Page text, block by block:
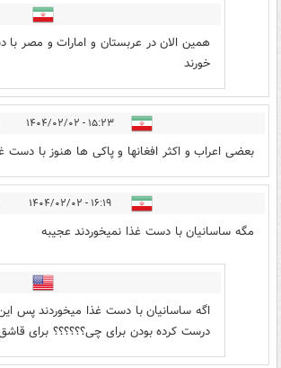
همین الان در عربستان و امارات و مصر
خورند
۱۵:۲۳ - ۱۴۰۴/۰۲/۰۲
بعضی اعراب و اکثر افغانها و پاکی ها هنوز با دست
۱۶:۱۹ - ۱۴۰۴/۰۲/۰۲
مگه ساسانیان با دست غذا نمیخوردند عجیبه
اگه ساسانیان با دست غذا میخوردند پس
درست کرده بودن برای چی؟؟؟؟؟؟ برای